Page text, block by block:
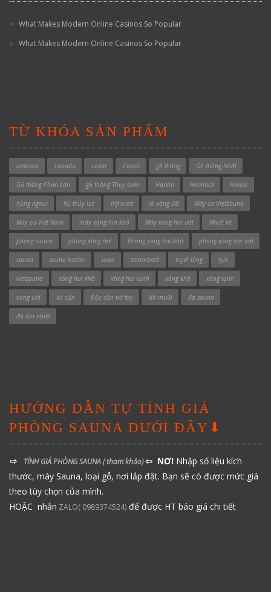
What Makes Modern Online Casinos So Popular
What Makes Modern Online Casinos So Popular
TỪ KHÓA SẢN PHẨM
amazon canada cedar Coasts gỗ thông Gỗ thông Nhật
Gỗ thông Phần Lan gỗ thông Thụy Điển Harvia Hemlock Hinoki
hồng ngoại hồ thủy lực Infrared lò xông đá Máy cơ VietSauna
Máy cơ Việt Nam máy xông hơi khô Máy xông hơi ướt Nhiệt kế
phòng sauna phòng xông hơi Phòng xông hơi khô phòng xông hơi ướt
sauna sauna heater sawo steambath tuyết tùng tylo
vietsauna xông hơi khô xông hơi lạnh xông khô xông lạnh
xông ướt xả cặn Độc cần bờ tây đá muối đá sauna
đá tạo nhiệt
HƯỚNG DẪN TỰ TÍNH GIÁ
PHÒNG SAUNA DƯỚI ĐÂY⬇
⇨ TÍNH GIÁ PHÒNG SAUNA( tham khảo)⇦ NƠI Nhập số liệu kích
thước, máy Sauna, loại gỗ, nơi lắp đặt. Bạn sẽ có được mức giá
theo tùy chọn của mình.
HOẶC nhắn ZALO( 0989374524) để được HT báo giá chi tiết